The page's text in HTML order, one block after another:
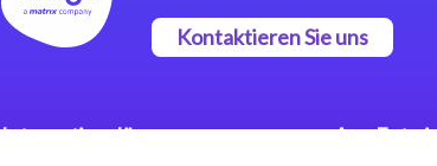
Kontaktieren Sie uns
Integrationslösungen
App